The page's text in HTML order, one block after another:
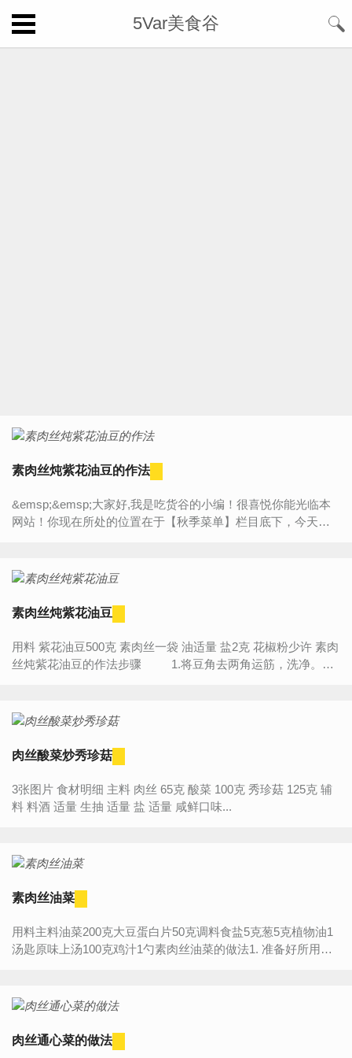
5Var美食谷
素肉丝炖紫花油豆的作法
&emsp;&emsp;大家好,我是吃货谷的小编！很喜悦你能光临本
网站！你现在所处的位置在于【秋季菜单】栏目底下，今天将
素肉丝炖紫花油豆
用料 紫花油豆500克 素肉丝一袋 油适量 盐2克 花椒粉少许 素肉
丝炖紫花油豆的作法步骤 1.将豆角去两角运筋，洗净。
肉丝酸菜炒秀珍菇
3张图片 食材明细 主料 肉丝 65克 酸菜 100克 秀珍菇 125克 辅
料 料酒 适量 生抽 适量 盐 适量 咸鲜口味...
素肉丝油菜
用料主料油菜200克大豆蛋白片50克调料食盐5克葱5克植物油1
汤匙原味上汤100克鸡汁1勺素肉丝油菜的做法1. 准备好所用食
肉丝通心菜的做法